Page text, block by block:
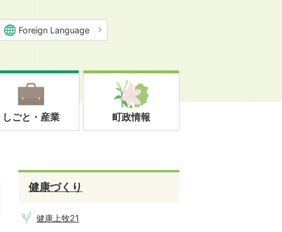
Foreign Language
しごと・産業 町政情報
健康づくり
健康上牧21